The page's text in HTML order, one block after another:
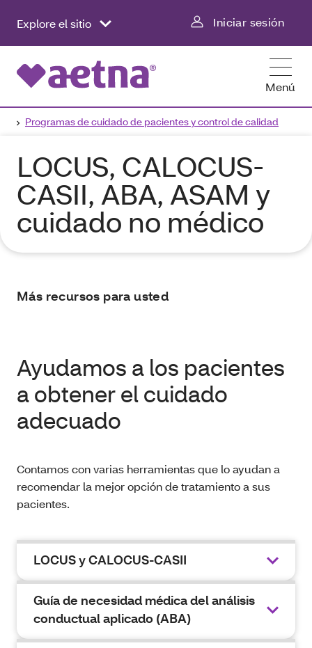
Explore el sitio Iniciar sesión
Menú
Programas de cuidado de pacientes y control de calidad
LOCUS, CALOCUS-
CASII, ABA, ASAM y
cuidado no médico
Más recursos para usted
Ayudamos a los pacientes
a obtener el cuidado
adecuado
Contamos con varias herramientas que lo ayudan a
recomendar la mejor opción de tratamiento a sus
pacientes.
LOCUS y CALOCUS-CASII
Guía de necesidad médica del análisis
conductual aplicado (ABA)